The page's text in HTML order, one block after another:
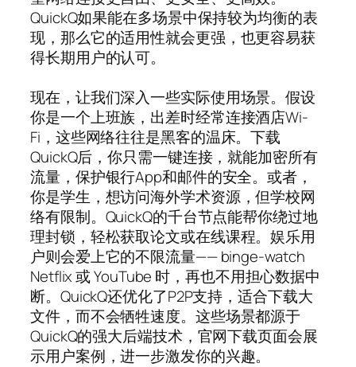
QuickQ如果能在多场景中保持较为均衡的表
现，那么它的适用性就会更强，也更容易获
得长期用户的认可。
现在，让我们深入一些实际使用场景。假设
你是一个上班族，出差时经常连接酒店Wi-
Fi，这些网络往往是黑客的温床。下载
QuickQ后，你只需一键连接，就能加密所有
流量，保护银行App和邮件的安全。或者，
你是学生，想访问海外学术资源，但学校网
络有限制。QuickQ的千台节点能帮你绕过地
理封锁，轻松获取论文或在线课程。娱乐用
户则会爱上它的不限流量—— binge-watch
Netflix 或 YouTube 时，再也不用担心数据中
断。QuickQ还优化了P2P支持，适合下载大
文件，而不会牺牲速度。这些场景都源于
QuickQ的强大后端技术，官网下载页面会展
示用户案例，进一步激发你的兴趣。